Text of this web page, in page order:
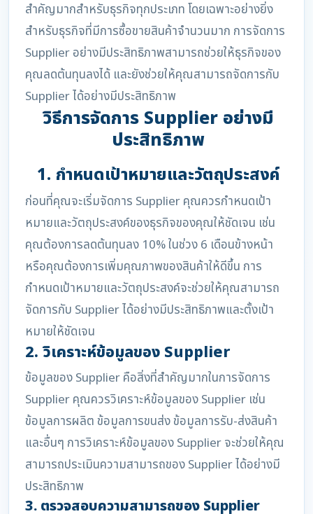
สำคัญมากสำหรับธุรกิจทุกประเภท โดยเฉพาะอย่างยิ่ง
สำหรับธุรกิจที่มีการซื้อขายสินค้าจำนวนมาก การจัดการ
Supplier อย่างมีประสิทธิภาพสามารถช่วยให้ธุรกิจของ
คุณลดต้นทุนลงได้ และยังช่วยให้คุณสามารถจัดการกับ
Supplier ได้อย่างมีประสิทธิภาพ
วิธีการจัดการ Supplier อย่างมี
ประสิทธิภาพ
1. กำหนดเป้าหมายและวัตถุประสงค์
ก่อนที่คุณจะเริ่มจัดการ Supplier คุณควรกำหนดเป้า
หมายและวัตถุประสงค์ของธุรกิจของคุณให้ชัดเจน เช่น
คุณต้องการลดต้นทุนลง 10% ในช่วง 6 เดือนข้างหน้า
หรือคุณต้องการเพิ่มคุณภาพของสินค้าให้ดีขึ้น การ
กำหนดเป้าหมายและวัตถุประสงค์จะช่วยให้คุณสามารถ
จัดการกับ Supplier ได้อย่างมีประสิทธิภาพและตั้งเป้า
หมายให้ชัดเจน
2. วิเคราะห์ข้อมูลของ Supplier
ข้อมูลของ Supplier คือสิ่งที่สำคัญมากในการจัดการ
Supplier คุณควรวิเคราะห์ข้อมูลของ Supplier เช่น
ข้อมูลการผลิต ข้อมูลการขนส่ง ข้อมูลการรับ-ส่งสินค้า
และอื่นๆ การวิเคราะห์ข้อมูลของ Supplier จะช่วยให้คุณ
สามารถประเมินความสามารถของ Supplier ได้อย่างมี
ประสิทธิภาพ
3. ตรวจสอบความสามารถของ Supplier